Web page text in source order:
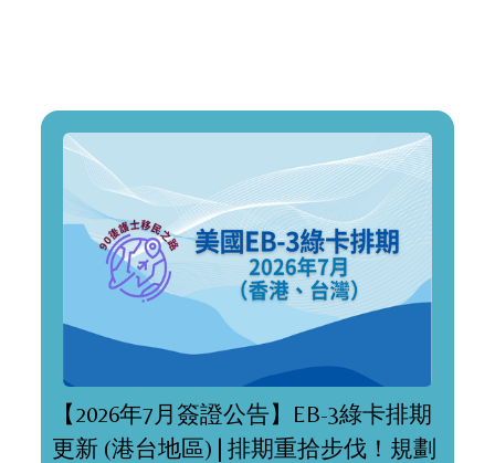
【2026年7月簽證公告】EB-3綠卡排期
更新 (港台地區) | 排期重拾步伐！規劃